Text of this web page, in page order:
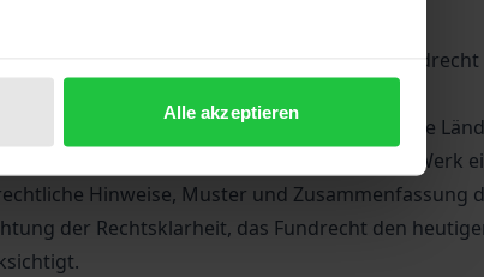
Alle akzeptieren
mit viel Aufwand verbunden ist. Das
Gesetzgebungsrecht Gebrauch gemacht. Die
Bundesländern geschehen und in das Werk
Hinweise, Muster und Zusammenfassung
der Rechtsklarheit, das Fundrecht den